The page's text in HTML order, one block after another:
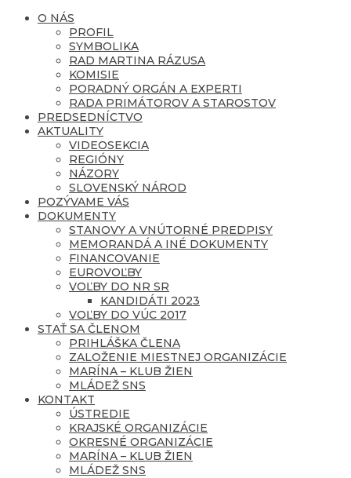
O NÁS
PROFIL
SYMBOLIKA
RAD MARTINA RÁZUSA
KOMISIE
PORADNÝ ORGÁN A EXPERTI
RADA PRIMÁTOROV A STAROSTOV
PREDSEDNÍCTVO
AKTUALITY
VIDEOSEKCIA
REGIÓNY
NÁZORY
SLOVENSKÝ NÁROD
POZÝVAME VÁS
DOKUMENTY
STANOVY A VNÚTORNÉ PREDPISY
MEMORANDÁ A INÉ DOKUMENTY
FINANCOVANIE
EUROVOĽBY
VOĽBY DO NR SR
KANDIDÁTI 2023
VOĽBY DO VÚC 2017
STAŤ SA ČLENOM
PRIHLÁŠKA ČLENA
ZALOŽENIE MIESTNEJ ORGANIZÁCIE
MARÍNA – KLUB ŽIEN
MLÁDEŽ SNS
KONTAKT
ÚSTREDIE
KRAJSKÉ ORGANIZÁCIE
OKRESNÉ ORGANIZÁCIE
MARÍNA – KLUB ŽIEN
MLÁDEŽ SNS